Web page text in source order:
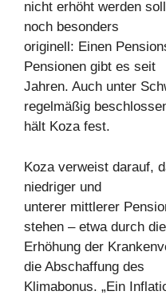
nicht erhöht werden
noch besonders
originell: Einen
Pensionen gibt es seit
Jahren. Auch unter
regelmäßig
hält Koza fest.
Koza verweist darauf,
niedriger und
unterer mittlerer
stehen – etwa durch die
Erhöhung der
die Abschaffung des
Klimabonus. „Ein